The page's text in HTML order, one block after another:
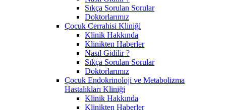
Sıkça Sorulan Sorular
Doktorlarımız
Çocuk Cerrahisi Kliniği
Klinik Hakkında
Klinikten Haberler
Nasıl Gidilir ?
Sıkça Sorulan Sorular
Doktorlarımız
Çocuk Endokrinoloji ve Metabolizma
Hastalıkları Kliniği
Klinik Hakkında
Klinikten Haberler